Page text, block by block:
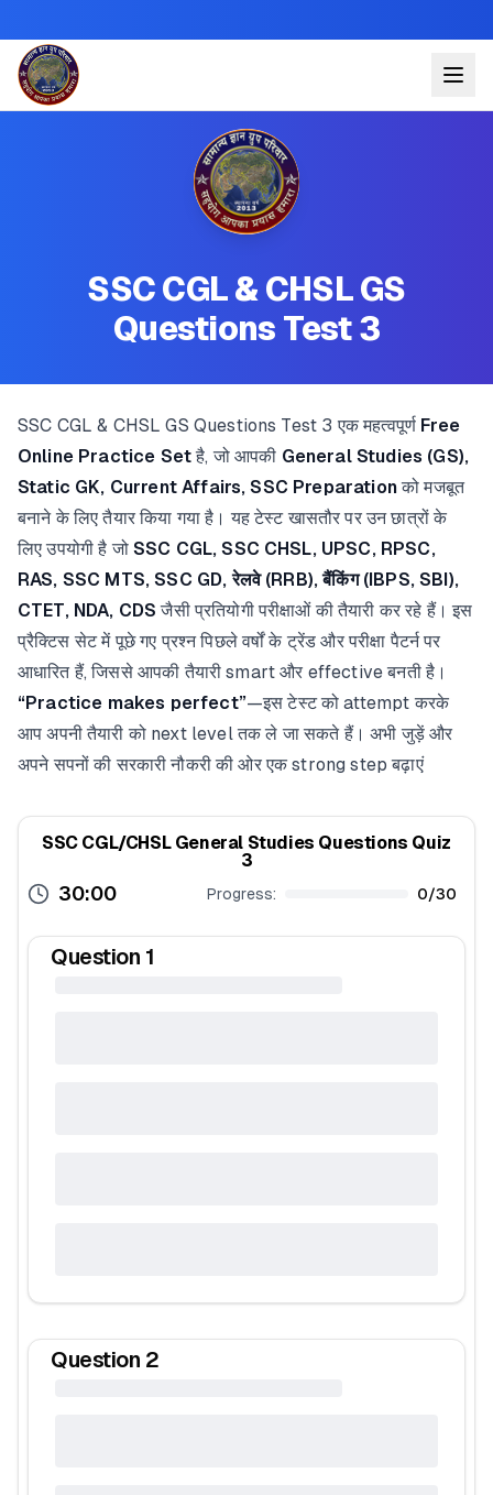
SSC CGL & CHSL GS
Questions Test 3
SSC CGL & CHSL GS Questions Test 3 एक महत्वपूर्ण Free
Online Practice Setहै, जो आपकी General Studies (GS),
Static GK, Current Affairs, SSC Preparationको मजबूत
बनाने के लिए तैयार किया गया है। यह टेस्ट खासतौर पर उन छात्रों के
लिए उपयोगी है जो SSC CGL, SSC CHSL, UPSC, RPSC,
RAS, SSC MTS, SSC GD, रेलवे (RRB), बैंकिंग (IBPS, SBI),
CTET, NDA, CDS जैसी प्रतियोगी परीक्षाओं की तैयारी कर रहे हैं। इस
प्रैक्टिस सेट में पूछे गए प्रश्न पिछले वर्षों के ट्रेंड और परीक्षा पैटर्न पर
आधारित हैं, जिससे आपकी तैयारी smart और effective बनती है।
“Practice makes perfect”—इस टेस्ट को attempt करके
आप अपनी तैयारी को next level तक ले जा सकते हैं। अभी जुड़ें और
अपने सपनों की सरकारी नौकरी की ओर एक strong step बढ़ाएं
SSC CGL/CHSL General Studies Questions Quiz
3
30:00 Progress: 0/30
Question 1
Question 2